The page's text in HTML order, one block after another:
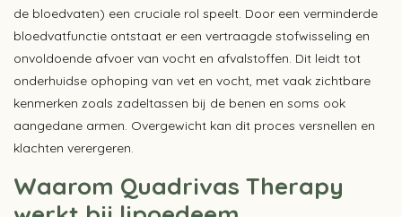
de bloedvaten) een cruciale rol speelt. Door een verminderde
bloedvatfunctie ontstaat er een vertraagde stofwisseling en
onvoldoende afvoer van vocht en afvalstoffen. Dit leidt tot
onderhuidse ophoping van vet en vocht, met vaak zichtbare
kenmerken zoals zadeltassen bij de benen en soms ook
aangedane armen. Overgewicht kan dit proces versnellen en
klachten verergeren.
Waarom Quadrivas Therapy